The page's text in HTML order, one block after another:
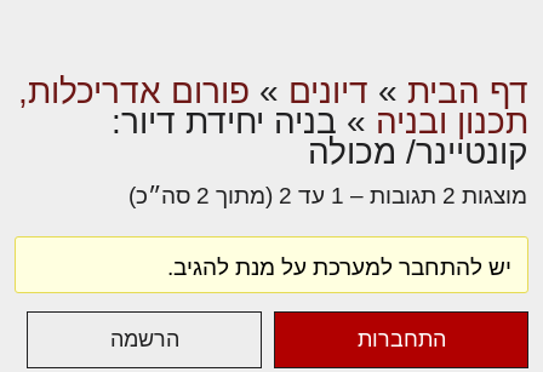
דף הבית » דיונים » פורום אדריכלות,
תכנון ובניה » בניה יחידת דיור:
קונטיינר/ מכולה
מוצגות 2 תגובות – 1 עד 2 (מתוך 2 סה״כ)
יש להתחבר למערכת על מנת להגיב.
התחברות הרשמה